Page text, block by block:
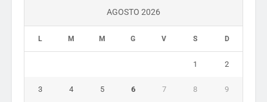
AGOSTO 2026
L M M G V S D
1 2
3 4 5 6 7 8 9